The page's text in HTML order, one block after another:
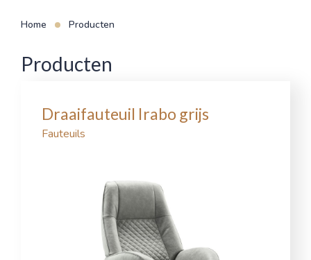
Home Producten
Producten
Draaifauteuil Irabo grijs
Fauteuils